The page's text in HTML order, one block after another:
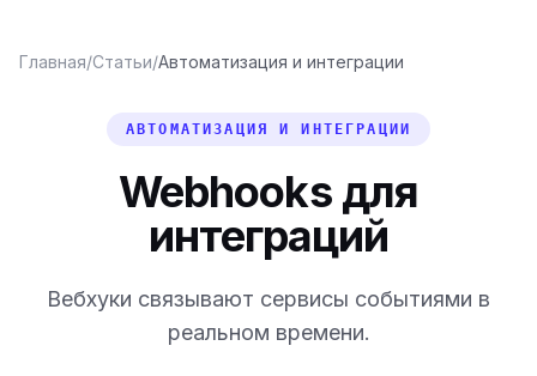
Главная/Статьи/Автоматизация и интеграции
АВТОМАТИЗАЦИЯ И ИНТЕГРАЦИИ
Webhooks для
интеграций
Вебхуки связывают сервисы событиями в
реальном времени.